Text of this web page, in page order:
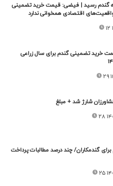
به گندم رسید | فیضی: قیمت خرید تضمینی
اقتصادی همخوانی ندارد
خرید تضمینی گندم برای سال زراعی
شارژ شد + مبلغ
گندمکاران/ چند درصد مطالبات پرداخت